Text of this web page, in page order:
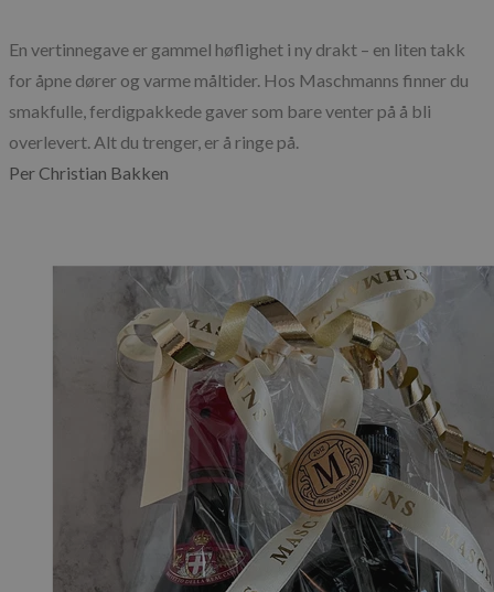
En vertinnegave er gammel høflighet i ny drakt – en liten takk
for åpne dører og varme måltider. Hos Maschmanns finner du
smakfulle, ferdigpakkede gaver som bare venter på å bli
overlevert. Alt du trenger, er å ringe på.
Per Christian Bakken